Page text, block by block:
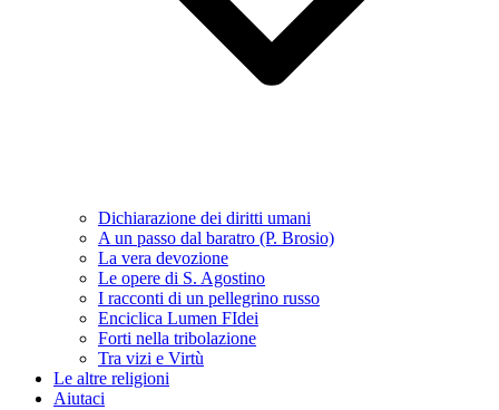
Dichiarazione dei diritti umani
A un passo dal baratro (P. Brosio)
La vera devozione
Le opere di S. Agostino
I racconti di un pellegrino russo
Enciclica Lumen FIdei
Forti nella tribolazione
Tra vizi e Virtù
Le altre religioni
Aiutaci